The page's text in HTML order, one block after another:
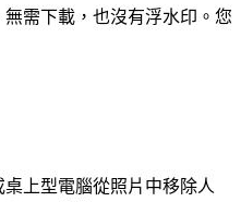
需下載，也沒有浮水印。您
上型電腦從照片中移除人